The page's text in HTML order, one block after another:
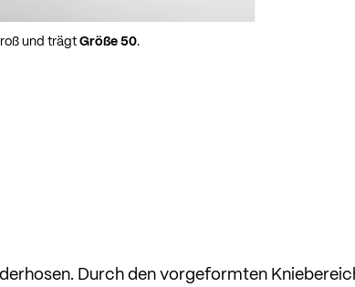
und trägtGröße 50.
Durch den vorgeformten